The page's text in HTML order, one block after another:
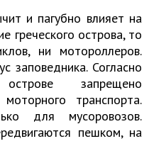
и пагубно влияет на
греческого острова, то
ни мотороллеров.
заповедника. Согласно
запрещено
моторного транспорта.
для мусоровозов.
пешком, на